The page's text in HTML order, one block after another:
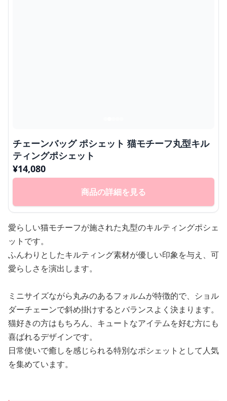
チェーンバッグ ポシェット 猫モチーフ丸型キル
ティングポシェット
¥14,080
商品の詳細を見る
愛らしい猫モチーフが施された丸型のキルティングポシェ
ットです。
ふんわりとしたキルティング素材が優しい印象を与え、可
愛らしさを演出します。
ミニサイズながら丸みのあるフォルムが特徴的で、ショル
ダーチェーンで斜め掛けするとバランスよく決まります。
猫好きの方はもちろん、キュートなアイテムを好む方にも
喜ばれるデザインです。
日常使いで癒しを感じられる特別なポシェットとして人気
を集めています。